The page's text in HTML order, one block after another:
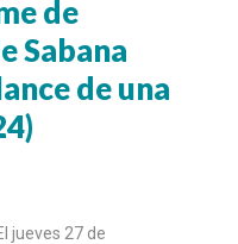
de
Sabana
de una
jueves 27 de